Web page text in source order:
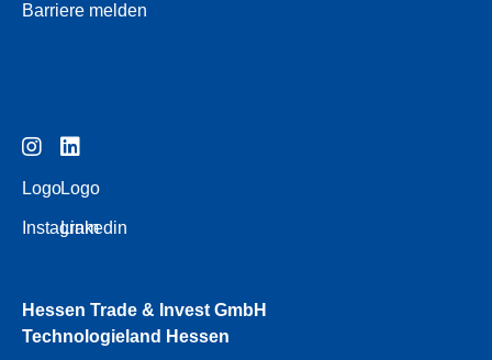
Barriere melden
Logo
Instagram
Logo
Linkedin
Hessen Trade & Invest GmbH
Technologieland Hessen